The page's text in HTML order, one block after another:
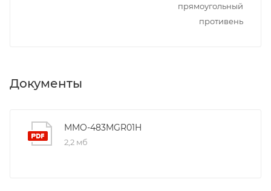
прямоугольный
противень
Документы
MMO-483MGR01H
2,2 мб